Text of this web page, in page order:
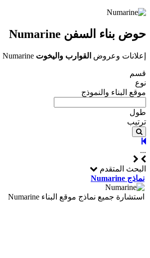
حوض بناء السفن Numarine
إعلانات وعروض القوارب واليخوت
قسم
نوع
موقع البناء والنموذج
طول
ترتيب
...
البحث المتقدم
نماذج Numarine
استشارة جميع نماذج موقع البناء Numarine